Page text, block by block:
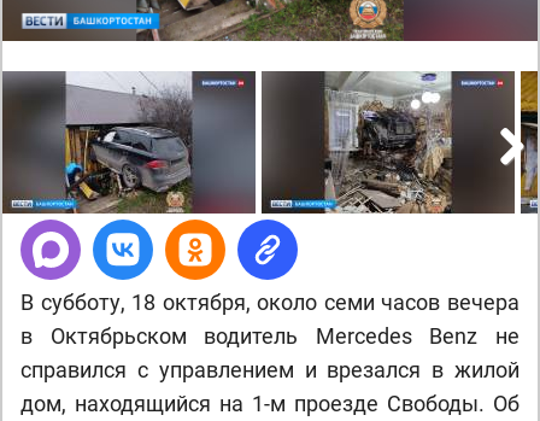
Next
В субботу, 18 октября, около семи часов вечера
в Октябрьском водитель Mercedes Benz не
справился с управлением и врезался в жилой
дом, находящийся на 1-м проезде Свободы. Об